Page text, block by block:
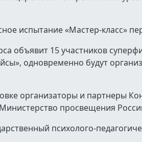
испытание «Мастер-класс»
объявит 15 участников
одновременно будут
организаторы и партнеры
просвещения
психолого-